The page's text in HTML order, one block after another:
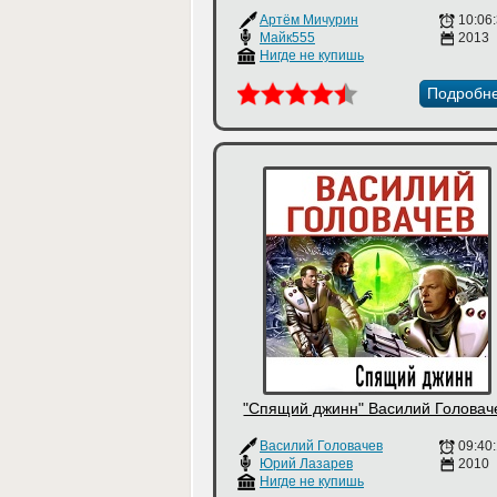
Артём Мичурин
Майк555
Нигде не купишь
2013
"Спящий джинн" Василий
Василий Головачев
Юрий Лазарев
Нигде не купишь
2010